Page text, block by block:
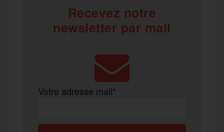
Recevez notre
newsletter par mail
Votre adresse mail*